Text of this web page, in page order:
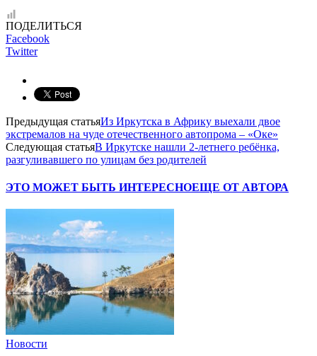
ПОДЕЛИТЬСЯ
Facebook
Twitter
Предыдущая статьяИз Иркутска в Африку выехали двое
экстремалов на чуде отечественного автопрома – «Оке»
Следующая статьяВ Иркутске нашли 2-летнего ребёнка,
разгуливавшего по улицам без родителей
ЭТО МОЖЕТ БЫТЬ ИНТЕРЕСНОЕЩЕ ОТ АВТОРА
Новости